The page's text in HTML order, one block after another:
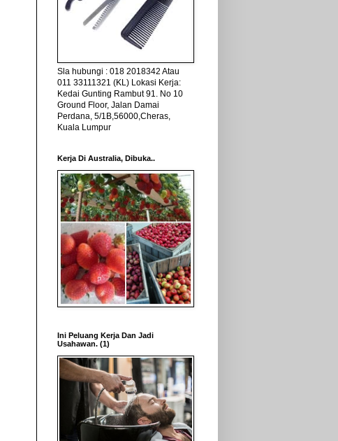
Sla hubungi : 018 2018342 Atau
011 33111321 (KL) Lokasi Kerja:
Kedai Gunting Rambut 91. No 10
Ground Floor, Jalan Damai
Perdana, 5/1B,56000,Cheras,
Kuala Lumpur
Kerja Di Australia, Dibuka..
Ini Peluang Kerja Dan Jadi
Usahawan. (1)